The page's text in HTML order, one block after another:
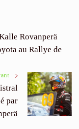
Rovanperä
au Rallye de
par